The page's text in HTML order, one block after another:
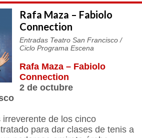
Rafa Maza – Fabiolo
Connection
Entradas Teatro San Francisco /
Ciclo Programa Escena
Rafa Maza – Fabiolo
Connection
2 de octubre
de los cinco
para dar clases de tenis a